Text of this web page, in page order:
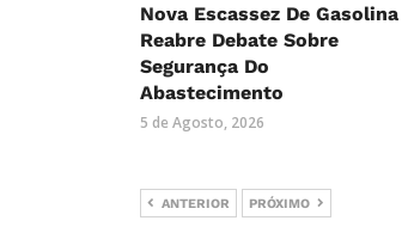
Nova Escassez De Gasolina
Reabre Debate Sobre
Segurança Do
Abastecimento
5 de Agosto, 2026
ANTERIOR PRÓXIMO